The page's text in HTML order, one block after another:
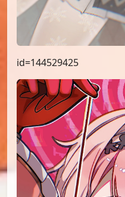
id=144529425